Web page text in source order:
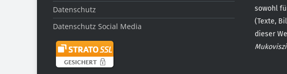
Datenschutz
Datenschutz Social Media
sowohl
(Texte,
dieser